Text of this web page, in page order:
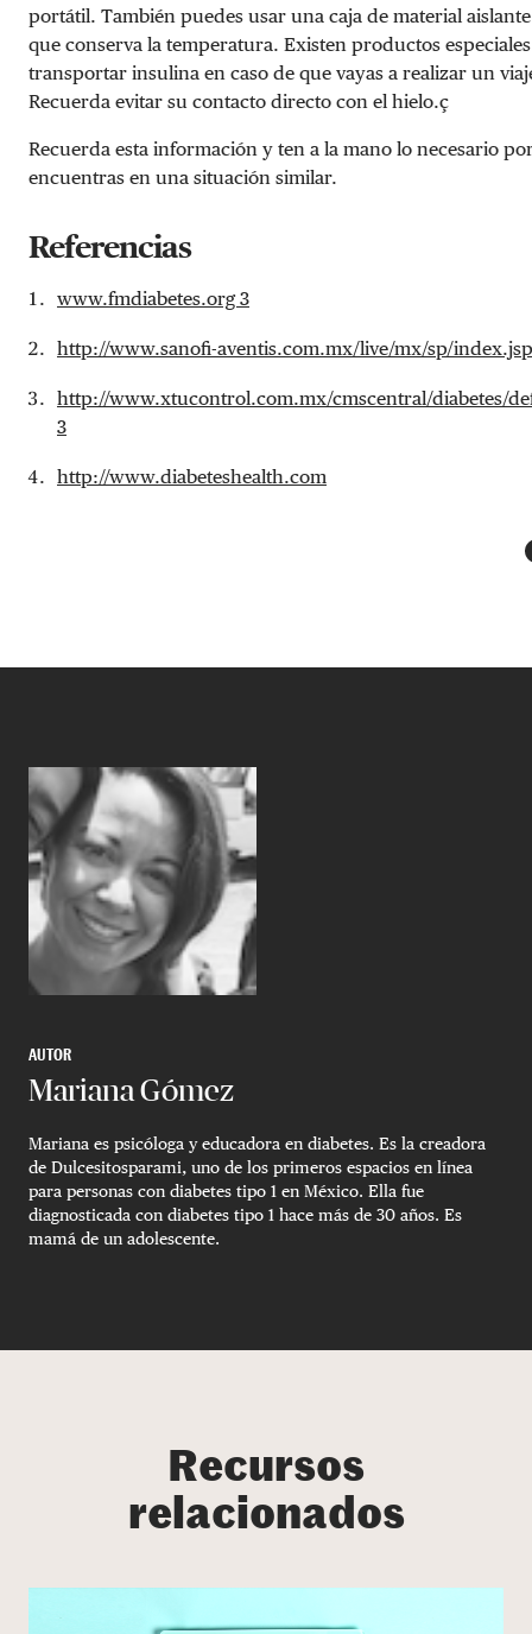
portátil. También puedes usar una caja de material
que conserva la temperatura. Existen productos
transportar insulina en caso de que vayas a realizar un
Recuerda evitar su contacto directo con el hielo.ç
Recuerda esta información y ten a la mano lo necesario
encuentras en una situación similar.
Referencias
www.fmdiabetes.org3
http://www.sanofi-aventis.com.mx/live/mx/sp/
http://www.xtucontrol.com.mx/cmscentral/diabetes/
3
http://www.diabeteshealth.com
AUTOR
Mariana Gómez
Mariana es psicóloga y educadora en diabetes. Es la creadora
de Dulcesitosparami, uno de los primeros espacios en línea
para personas con diabetes tipo 1 en México. Ella fue
diagnosticada con diabetes tipo 1 hace más de 30 años. Es
mamá de un adolescente.
Recursos
relacionados